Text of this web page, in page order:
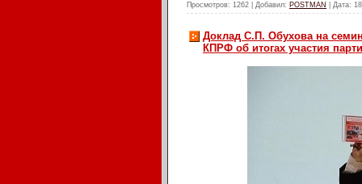
Просмотров: 1262 Добавил: POSTMAN Дата:
Доклад С.П. Обухова на
КПРФ об итогах участия